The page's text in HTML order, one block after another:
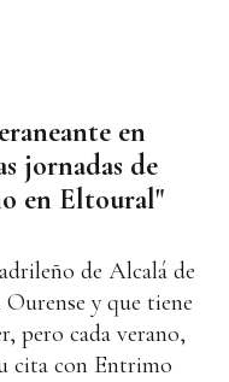
en
jornadas de
en Eltoural"
de Alcalá de
y que tiene
pero cada verano,
cita con Entrimo